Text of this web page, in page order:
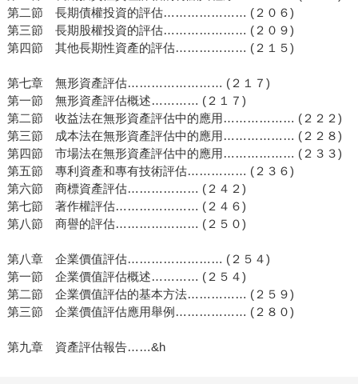
第二節 長期債權投資的評估………………… (２０６)
第三節 長期股權投資的評估………………… (２０９)
第四節 其他長期性資產的評估……………… (２１５)
第七章 無形資產評估…………………… (２１７)
第一節 無形資產評估概述………… (２１７)
第二節 收益法在無形資產評估中的應用……………… (２２２)
第三節 成本法在無形資產評估中的應用……………… (２２８)
第四節 市場法在無形資產評估中的應用……………… (２３３)
第五節 專利資產和專有技術評估…………… (２３６)
第六節 商標資產評估……………… (２４２)
第七節 著作權評估………………… (２４６)
第八節 商譽的評估………………… (２５０)
第八章 企業價值評估…………………… (２５４)
第一節 企業價值評估概述………… (２５４)
第二節 企業價值評估的基本方法…………… (２５９)
第三節 企業價值評估應用舉例……………… (２８０)
第九章 資產評估報告……&h